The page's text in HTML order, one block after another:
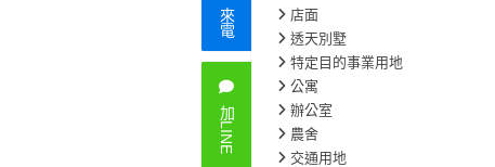
店面
透天別墅
特定目的事業用地
公寓
辦公室
農舍
交通用地
來電
加LINE